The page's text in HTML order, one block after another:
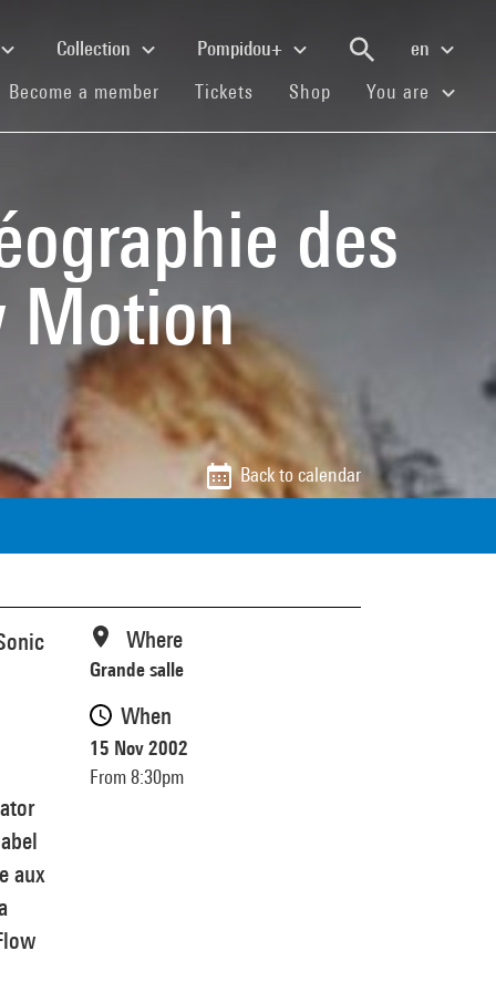
Collection Pompidou+
en
Become a member (current)
Tickets (current)
Shop (current)You are
des
Motion
Back to calendar
aux
Where
Grande salle
When
15 Nov 2002
From 8:30pm